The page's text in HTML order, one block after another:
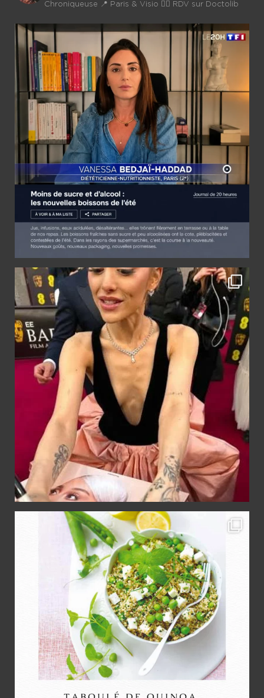
Chroniqueuse 📍 Paris & Visio 👉🏼 RDV sur Doctolib